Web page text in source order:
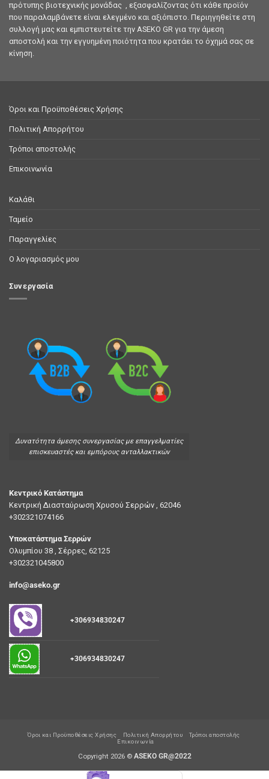
πρότυπης βιοτεχνικής μονάδας , εξασφαλίζοντας ότι κάθε προϊόν
που παραλαμβάνετε είναι ελεγμένο και αξιόπιστο. Περιηγηθείτε στη
συλλογή μας και εμπιστευτείτε την ASEKO GR για την άμεση
αποστολή και την εγγυημένη ποιότητα που κρατάει το όχημά σας σε
κίνηση.
Όροι και Προϋποθέσεις Χρήσης
Πολιτική Απορρήτου
Τρόποι αποστολής
Επικοινωνία
Καλάθι
Ταμείο
Παραγγελίες
Ο λογαριασμός μου
Συνεργασία
Δυνατότητα άμεσης συνεργασίας με επαγγελματίες
επισκευαστές και εμπόρους ανταλλακτικών
Κεντρικό Κατάστημα
Κεντρική Διασταύρωση Χρυσού Σερρών , 62046
+302321074166
Υποκατάστημα Σερρών
Ολυμπίου 38 , Σέρρες, 62125
+302321045800
info@aseko.gr
+306934830247
+306934830247
Όροι και Προϋποθέσεις Χρήσης Πολιτική Απορρήτου
Τρόποι αποστολής
Επικοινωνία
Copyright 2026 © ASEKO GR@2022